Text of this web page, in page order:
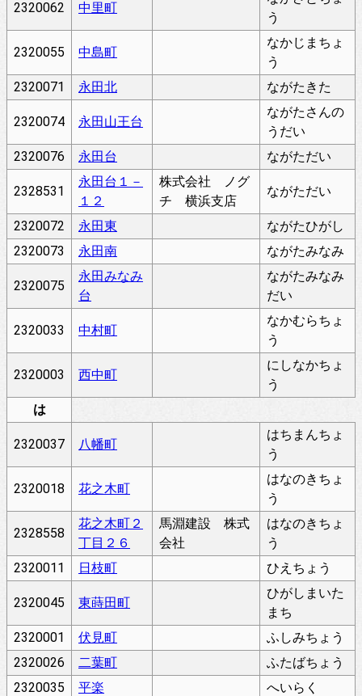
2320062 中里町
う
2320055 中島町
なかじまちょ
う
2320071
永田北 ながたきた
2320074 永田山王台
ながたさんの
うだい
2320076
永田台 ながただい
2328531
永田台１－
１２
株式会社 ノグ
チ 横浜支店
ながただい
2320072 永田東
ながたひがし
2320073
永田南 ながたみなみ
2320075
永田みなみ
台
ながたみなみ
だい
2320033 中村町
なかむらちょ
う
2320003 西中町
にしなかちょ
う
は
2320037 八幡町
はちまんちょ
う
2320018 花之木町
はなのきちょ
う
2328558
花之木町２
丁目２６
馬淵建設 株式
会社
はなのきちょ
う
2320011
日枝町 ひえちょう
2320045 東蒔田町
ひがしまいた
まち
2320001
伏見町
ふしみちょう
2320026
二葉町
ふたばちょう
2320035
平楽
へいらく